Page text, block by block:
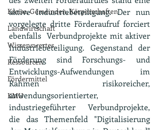
Kreise, Gemeinden, Körperschaften
Landwirtschaft
Wissenswertes.
Ressourcen
Fördermittel
KMU
aktive Industriebeteiligung. Der nun
vorgelegte dritte Förderaufruf forciert
ebenfalls  Verbundprojekte mit aktiver
Industriebeteiligung. Gegenstand der
Förderung sind Forschungs- und
Entwicklungs-Aufwendungen im
Rahmen risikoreicher,
anwendungsorientierter,
industriegeführter Verbundprojekte,
die das Themenfeld "Digitalisierung